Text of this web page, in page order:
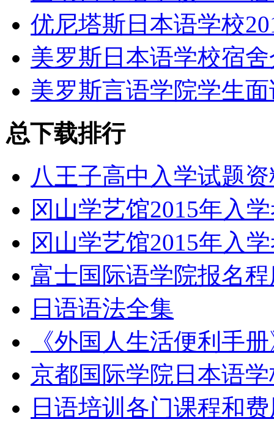
优尼塔斯日本语学校
美罗斯日本语学校宿
美罗斯言语学院学生
总下载排行
八王子高中入学试题
冈山学艺馆2015年入
冈山学艺馆2015年入
富士国际语学院报名
日语语法全集
《外国人生活便利手
京都国际学院日本语
日语培训各门课程和